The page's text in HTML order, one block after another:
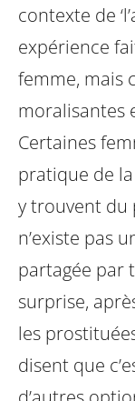
contexte de
expérience
femme, mais
moralisantes
Certaines
pratique de
y trouvent du
n’existe pas
partagée par
surprise,
les
disent que